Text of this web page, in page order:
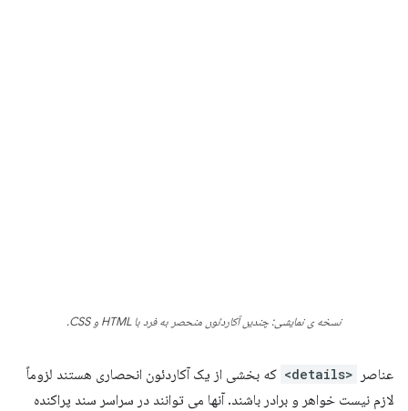
نسخه ی نمایشی: چندین آکاردئون منحصر به فرد با HTML و CSS.
عناصر <details>
که بخشی از یک آکاردئون انحصاری هستند لزوماً
لازم نیست خواهر و برادر باشند. آنها می توانند در سراسر سند پراکنده